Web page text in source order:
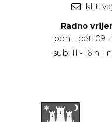
Radno
pon - pet: 09 -
sub: 11 - 16 h |